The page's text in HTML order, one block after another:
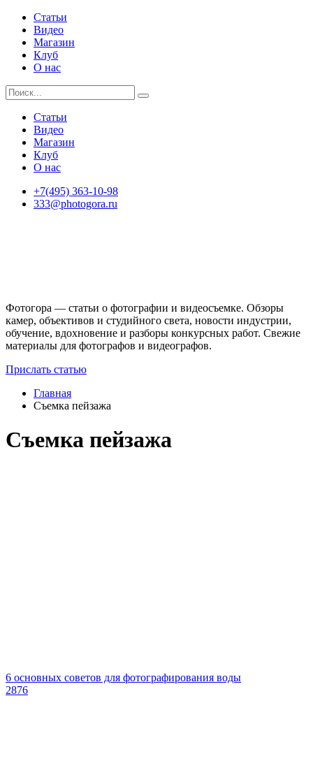
Статьи
Видео
Магазин
Клуб
О нас
Статьи
Видео
Магазин
Клуб
О нас
+7(495) 363-10-98
333@photogora.ru
Фотогора — статьи о фотографии и видеосъемке. Обзоры
камер, объективов и студийного света, новости индустрии,
обучение, вдохновение и разборы конкурсных работ. Свежие
материалы для фотографов и видеографов.
Прислать статью
Главная
Съемка пейзажа
Съемка пейзажа
6 основных советов для фотографирования воды
2876